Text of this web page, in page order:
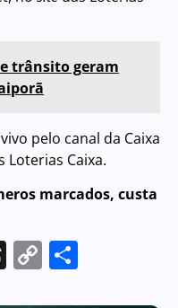
trânsito geram
pelo canal da Caixa
Loterias Caixa.
marcados, custa
Threads
Copy